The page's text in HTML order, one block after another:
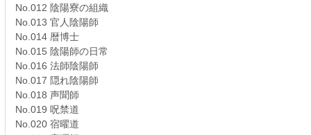
No.012 陰陽寮の組織
No.013 官人陰陽師
No.014 暦博士
No.015 陰陽師の日常
No.016 法師陰陽師
No.017 隠れ陰陽師
No.018 声聞師
No.019 呪禁道
No.020 宿曜道